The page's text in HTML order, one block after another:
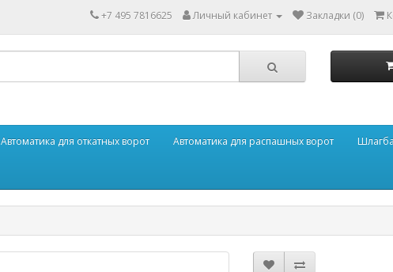
+7 495 7816625 Личный кабинет Закладки (0)
Автоматика для откатных ворот Автоматика для распашных ворот